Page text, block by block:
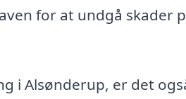
for at undgå skader
i Alsønderup, er det